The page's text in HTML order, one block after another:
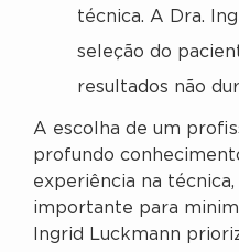
técnica. A Dra.
seleção do
resultados não
A escolha de um
profundo
experiência na
importante para
Ingrid Luckmann